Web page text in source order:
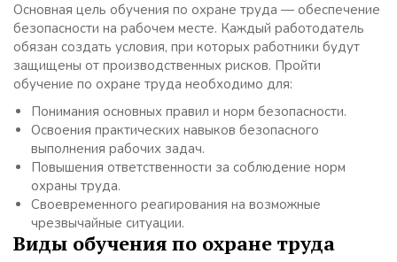
Основная цель обучения по охране труда — обеспечение
безопасности на рабочем месте. Каждый работодатель
обязан создать условия, при которых работники будут
защищены от производственных рисков. Пройти
обучение по охране труда необходимо для:
Понимания основных правил и норм безопасности.
Освоения практических навыков безопасного
выполнения рабочих задач.
Повышения ответственности за соблюдение норм
охраны труда.
Своевременного реагирования на возможные
чрезвычайные ситуации.
Виды обучения по охране труда